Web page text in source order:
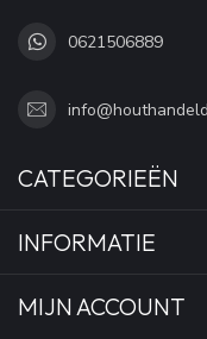
0621506889
CATEGORIEËN
INFORMATIE
MIJN ACCOUNT